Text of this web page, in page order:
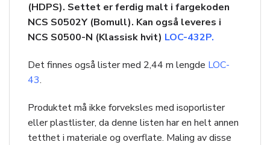
(HDPS). Settet er ferdig malt i fargekoden
NCS S0502Y (Bomull). Kan også leveres i
NCS S0500-N (Klassisk hvit) LOC-432P.
Det finnes også lister med 2,44 m lengde LOC-
43.
Produktet må ikke forveksles med isoporlister
eller plastlister, da denne listen har en helt annen
tetthet i materiale og overflate. Maling av disse